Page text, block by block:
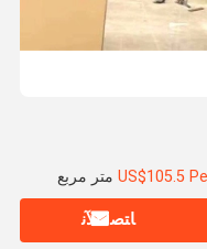
ﺎﺘﺼﻟ ﺍﻶﻧ